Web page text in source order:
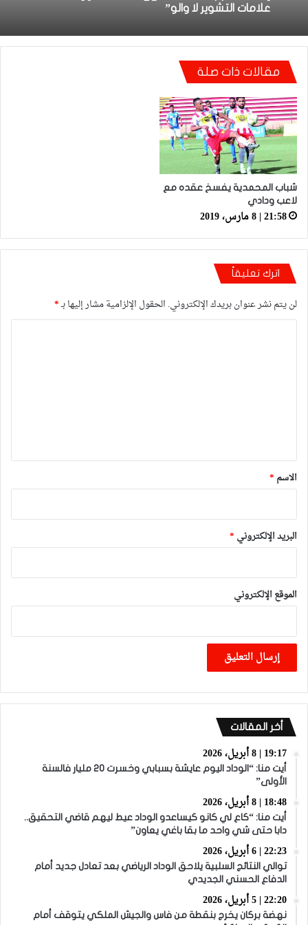
فيديو.. تصريح سائق حافلة النادي القنيطري
يكشف سبب الحادثة: “طريق كحلة”ماكين لا
على مستوى العصب ينقلب لحفلة رقص وغناء
مقالات ذات صلة
شباب المحمدية يفسخ عقده مع
لاعب ودادي
21:58 | 8 مارس، 2019
اترك تعليقاً
لن يتم نشر عنوان بريدك الإلكتروني. الحقول الإلزامية مشار إليها بـ*
*
الاسم *
البريد الإلكتروني *
الموقع الإلكتروني
أخر المقالات
19:17 | 8 أبريل، 2026
أيت منا: “الوداد اليوم عايشة بسبابي وخسرت 20 مليار فالسنة
الأولى”
18:48 | 8 أبريل، 2026
أيت منا: “كاع لي كانو كيساعدو الوداد عيط ليهم قاضي التحقيق..
دابا حتى شي واحد ما بقا باغي يعاون”
22:23 | 6 أبريل، 2026
توالي النتائج السلبية يلاحق الوداد الرياضي بعد تعادل جديد أمام
الدفاع الحسني الجديدي
22:20 | 5 أبريل، 2026
نهضة بركان يخرج بنقطة من فاس والجيش الملكي يتوقف أمام